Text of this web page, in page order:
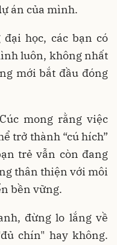
án của mình.
đại học, các bạn có
luôn, không nhất
mới bắt đầu đóng
mong rằng việc
trở thành “cú hích”
trẻ vẫn còn đang
thân thiện với môi
bền vững.
đừng lo lắng về
chín" hay không.